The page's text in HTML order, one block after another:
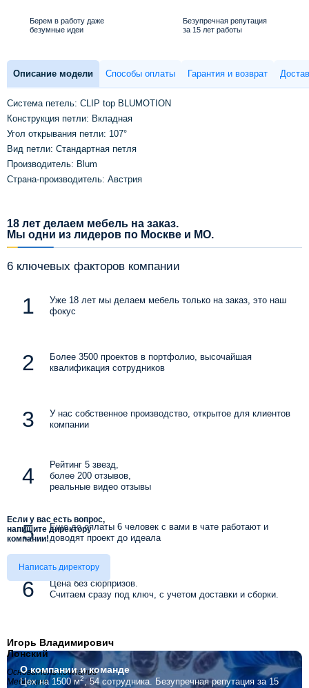
Берем в работу даже
безумные идеи
Безупречная репутация
за 15 лет работы
Описание модели Способы оплаты Гарантия и возврат
Система петель: CLIP top BLUMOTION
Конструкция петли: Вкладная
Угол открывания петли: 107°
Вид петли: Стандартная петля
Производитель: Blum
Страна-производитель: Австрия
18 лет делаем мебель на заказ.
Мы одни из лидеров по Москве и МО.
6 ключевых факторов компании
Уже 18 лет мы делаем мебель только на заказ, это наш
фокус
Более 3500 проектов в портфолио, высочайшая
квалификация сотрудников
У нас собственное производство, открытое для клиентов
компании
Рейтинг 5 звезд,
более 200 отзывов,
реальные видео отзывы
Еще до оплаты 6 человек с вами в чате работают и
доводят проект до идеала
Цена без сюрпризов.
Считаем сразу под ключ, с учетом доставки и сборки.
Если у вас есть вопрос,
напишите директору
компании!
Написать директору
Игорь Владимирович
Лонский
Основатель компании
Мебелино
О компаниии команде
Цех на 1500 м2, 54 сотрудника. Безупречная репутация за 15